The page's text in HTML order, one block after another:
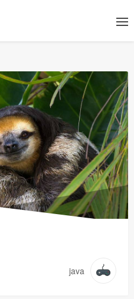
java